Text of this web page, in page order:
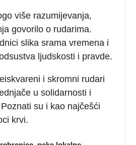
više razumijevanja,
govorilo o rudarima.
slika srama vremena i
ljudskosti i pravde.
i skromni rudari
u solidarnosti i
su i kao najčešći
krvi.